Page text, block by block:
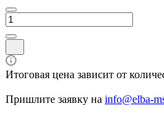
Итоговая цена зависит от
Пришлите заявку на info@elba-